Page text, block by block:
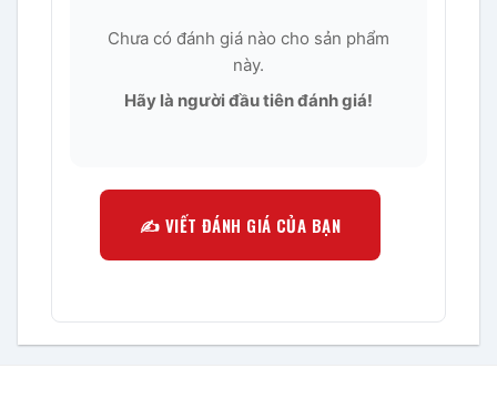
Chưa có đánh giá nào cho sản phẩm
này.
Hãy là người đầu tiên đánh giá!
✍️ VIẾT ĐÁNH GIÁ CỦA BẠN